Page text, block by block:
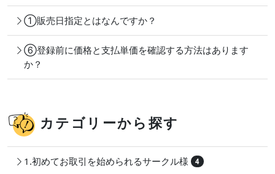
①販売日指定とはなんですか？
⑥登録前に価格と支払単価を確認する方法はあります
か？
カテゴリーから探す
1.初めてお取引を始められるサークル様 4